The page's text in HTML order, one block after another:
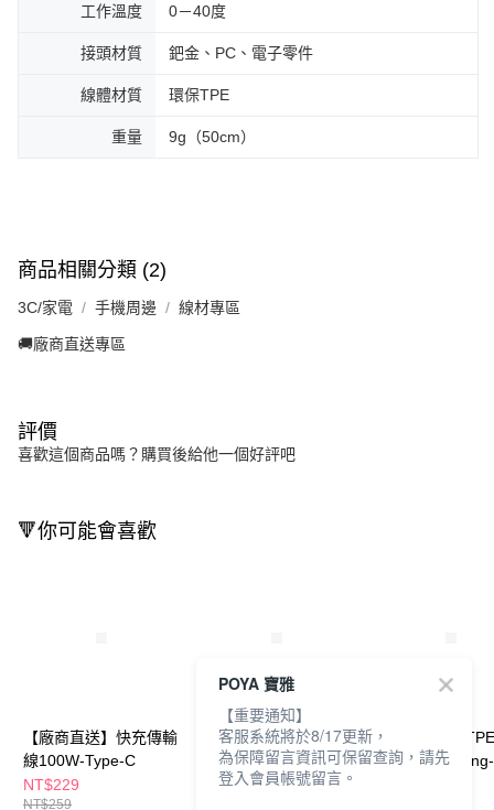
工作溫度 0－40度
接頭材質 鈀金、PC、電子零件
線體材質 環保TPE
重量 9g（50cm）
商品相關分類 (2)
3C/家電 手機周邊 線材專區
🚚廠商直送專區
評價
喜歡這個商品嗎？購買後給他一個好評吧
🔻你可能會喜歡
【廠商直送】快充傳輸
線100W-Type-C
NT$229
NT$259
【廠商直送】TPE充電
傳輸線-TypeC-50cm
NT$79
【廠商直送】
傳輸線-Lightning-
POYA 寶雅
【重要通知】
客服系統將於8/17更新，
為保障留言資訊可保留查詢，請先
登入會員帳號留言。